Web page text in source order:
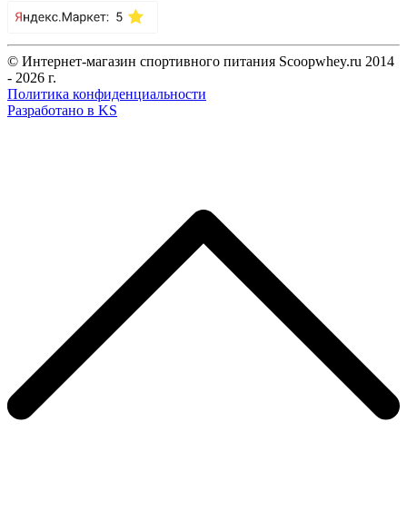
© Интернет-магазин спортивного питания Scoopwhey.ru 2014
- 2026 г.
Политика конфиденциальности
Разработано в KS